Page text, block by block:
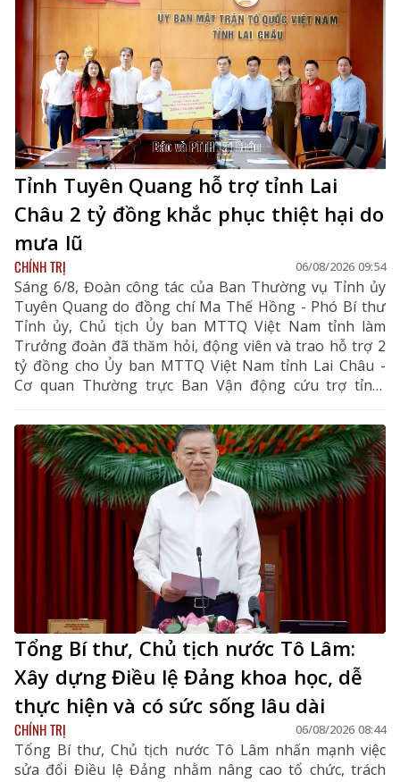
Tỉnh Tuyên Quang hỗ trợ tỉnh Lai
Châu 2 tỷ đồng khắc phục thiệt hại do
mưa lũ
CHÍNH TRỊ 06/08/2026 09:54
Sáng 6/8, Đoàn công tác của Ban Thường vụ Tỉnh ủy
Tuyên Quang do đồng chí Ma Thế Hồng - Phó Bí thư
Tỉnh ủy, Chủ tịch Ủy ban MTTQ Việt Nam tỉnh làm
Trưởng đoàn đã thăm hỏi, động viên và trao hỗ trợ 2
tỷ đồng cho Ủy ban MTTQ Việt Nam tỉnh Lai Châu -
Cơ quan Thường trực Ban Vận động cứu trợ tỉnh,
nhằm giúp nhân dân khắc phục hậu quả thiên tai, mưa
lũ, sạt lở đất, sớm ổn định cuộc sống.
Tổng Bí thư, Chủ tịch nước Tô Lâm:
Xây dựng Điều lệ Đảng khoa học, dễ
thực hiện và có sức sống lâu dài
CHÍNH TRỊ 06/08/2026 08:44
Tổng Bí thư, Chủ tịch nước Tô Lâm nhấn mạnh việc
sửa đổi Điều lệ Đảng nhằm nâng cao tổ chức, trách